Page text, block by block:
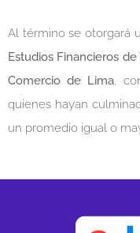
Al término se otorgará
Estudios Financieros de
Comercio de Lima,
quienes hayan
un promedio igual o